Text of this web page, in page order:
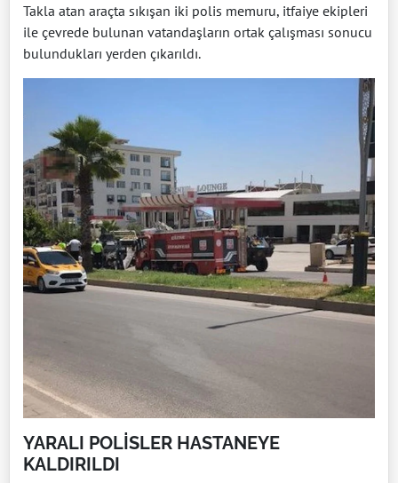
Takla atan araçta sıkışan iki polis memuru, itfaiye ekipleri
ile çevrede bulunan vatandaşların ortak çalışması sonucu
bulundukları yerden çıkarıldı.
YARALI POLİSLER HASTANEYE
KALDIRILDI